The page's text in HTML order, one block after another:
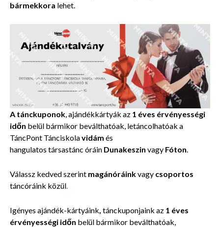
bármekkora lehet.
A tánckuponok , ajándékkártyák az 1 éves érvényességi
időn belül bármikor beválthatóak, letáncolhatóak a
TáncPont Tánciskolavidám és
hangulatos társastánc óráin Dunakeszin vagy Fóton
Válassz kedved szerint magánóráinkvagy csoportos
táncóráink közül
Igényes ajándék-kártyáink tánckuponjaink az 1 éves
érvényességi időn belül bármikor beválthatóak,